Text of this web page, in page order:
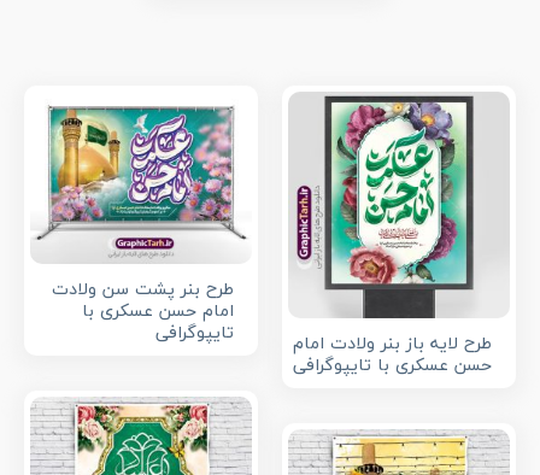
طرح لایه باز بنر ولادت امام
حسن عسکری با تایپوگرافی
طرح بنر پشت سن ولادت
امام حسن عسکری با
تایپوگرافی